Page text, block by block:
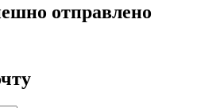
отправлено